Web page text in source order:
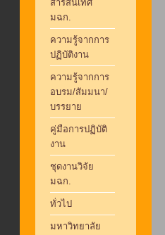
สารสนเทศ
มฉก.
ความรู้จากการ
ปฏิบัติงาน
ความรู้จากการ
อบรม/สัมมนา/
บรรยาย
คู่มือการปฏิบัติ
งาน
ชุดงานวิจัย
มฉก.
ทั่วไป
มหาวิทยาลัย